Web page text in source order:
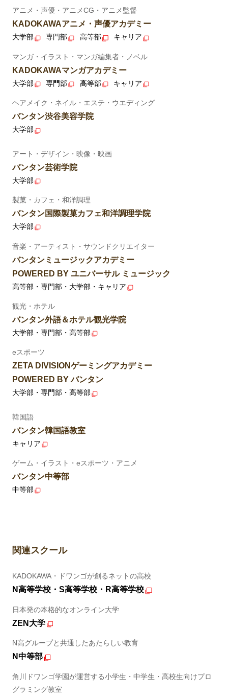
アニメ・声優・アニメCG・アニメ監督
KADOKAWAアニメ・声優アカデミー
大学部 専門部 高等部 キャリア
マンガ・イラスト・マンガ編集者・ノベル
KADOKAWAマンガアカデミー
大学部 専門部 高等部 キャリア
ヘアメイク・ネイル・エステ・ウエディング
バンタン渋谷美容学院
大学部
アート・デザイン・映像・映画
バンタン芸術学院
大学部
製菓・カフェ・和洋調理
バンタン国際製菓カフェ和洋調理学院
大学部
音楽・アーティスト・サウンドクリエイター
バンタンミュージックアカデミー
POWERED BY ユニバーサル ミュージック
高等部・専門部・大学部・キャリア
観光・ホテル
バンタン外語＆ホテル観光学院
大学部・専門部・高等部
eスポーツ
ZETA DIVISIONゲーミングアカデミー
POWERED BY バンタン
大学部・専門部・高等部
韓国語
バンタン韓国語教室
キャリア
ゲーム・イラスト・eスポーツ・アニメ
バンタン中等部
中等部
関連スクール
KADOKAWA・ドワンゴが創るネットの高校
N高等学校・S高等学校・R高等学校
日本発の本格的なオンライン大学
ZEN大学
N高グループと共通したあたらしい教育
N中等部
角川ドワンゴ学園が運営する小学生・中学生・高校生向けプロ
グラミング教室